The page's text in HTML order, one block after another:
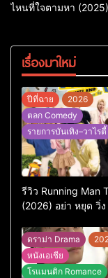
ไหนที่ใจตามหา (2025)
เรื่องมาใหม่
ปีที่ฉาย
2026
ตลก Comedy
รายการบันเทิง–วาไรตี้
รีวิว Running Man
(2026) อย่า หยุด วิ่ง
ต้นฉบับเกาหลี
ดราม่า Drama
หนังเอเชีย
โรแมนติก Romance